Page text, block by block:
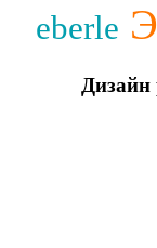
eberle